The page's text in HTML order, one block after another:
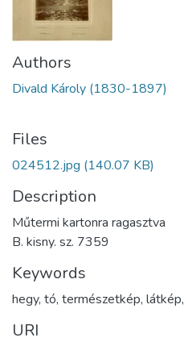
Authors
Divald Károly (1830-1897)
Files
024512.jpg (140.07 KB)
Description
Műtermi kartonra ragasztva
B. kisny. sz. 7359
Keywords
hegy, tó, természetkép, látkép,
URI